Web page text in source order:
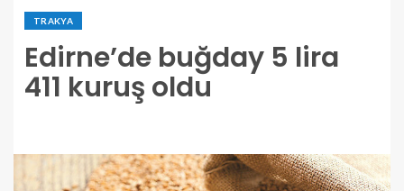
TRAKYA
Edirne’de buğday 5 lira
411 kuruş oldu